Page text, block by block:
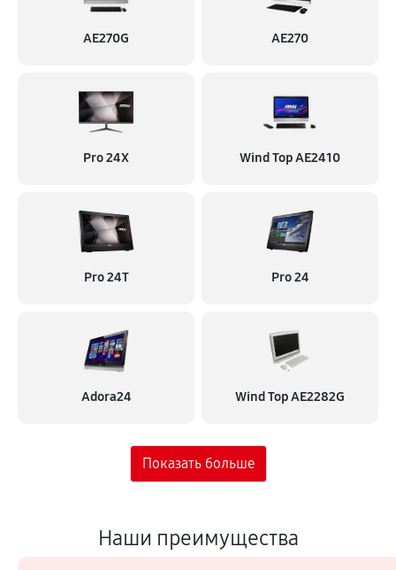
AE270G AE270
Pro 24X Wind Top AE2410
Pro 24T Pro 24
Adora24 Wind Top AE2282G
Наши преимущества